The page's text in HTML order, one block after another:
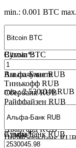
min.: 0.001 BTC
Bitcoin BTC
Альфа-Банк RUB
Тинькофф RUB
Сбербанк RUB
Райффайзен RUB
Русский Стандарт
Авангард RUB
Промсвязьбанк
Сумма*:
Вы получаете
min.: 2 530.046 RUB
Альфа-Банк RUB
Сумма*: